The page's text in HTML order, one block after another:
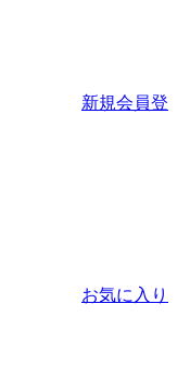
新規会員登
お気に入り